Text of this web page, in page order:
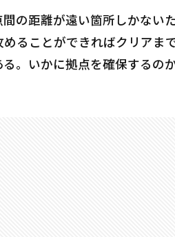
の距離が遠い箇所しかない
めることができればクリアま
。いかに拠点を確保するの